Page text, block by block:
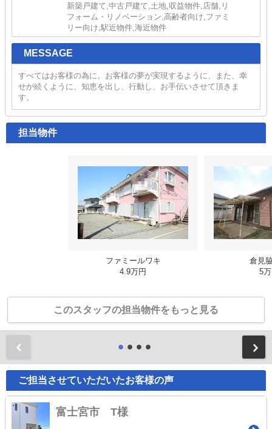
新築戸建て,中古戸建て,土地,収益物件,店舗,リ
フォーム・リノベーション,高齢者向け,ファミ
リー向け,駅近物件,海近物件
MESSAGE
すべてはお客様の為に。お客様の夢が実現するように、また、幸
せが続くように、知恵を出し、行動し、お手伝いさせて頂きま
す。
担当物件
ファミールワキ
4.9万円
倉見
5
このスタッフの担当物件をもっと見る
ご担当させていただいたお客様の声
富士宮市 T様